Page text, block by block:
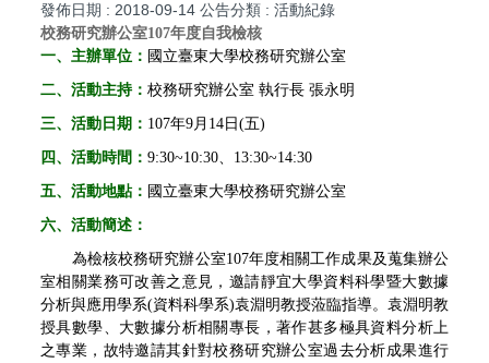
發佈日期 : 2018-09-14 公告分類 : 活動紀錄
校務研究辦公室107年度自我檢核
一、主辦單位： 國立臺東大學校務研究辦公室
二、 活動主持： 校務研究辦公室 執行長 張永明
三、 活動日期： 107年9月14日(五)
四、 活動時間： 9:30~10:30、13:30~14:30
五、 活動地點： 國立臺東大學校務研究辦公室
六、 活動簡述：
為檢核校務研究辦公室107年度相關工作成果及蒐集辦公
室相關業務可改善之意見，邀請靜宜大學資料科學暨大數據
分析與應用學系(資料科學系)袁淵明教授蒞臨指導。袁淵明教
授具數學、大數據分析相關專長，著作甚多極具資料分析上
之專業，故特邀請其針對校務研究辦公室過去分析成果進行